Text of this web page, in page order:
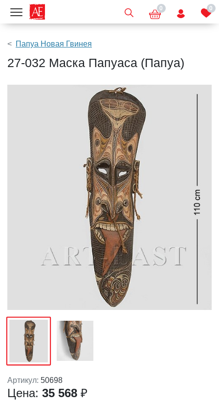
Показать меню 0 0
Папуа Новая Гвинея
27-032 Маска Папуаса (Папуа)
Артикул: 50698
Цена: 35 568 ₽